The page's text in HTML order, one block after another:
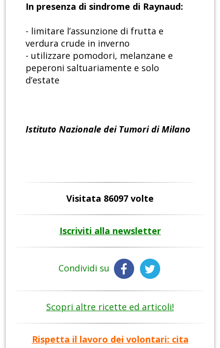
In presenza di sindrome di Raynaud:
- limitare l’assunzione di frutta e
verdura crude in inverno
- utilizzare pomodori, melanzane e
peperoni saltuariamente e solo
d’estate
Istituto Nazionale dei Tumori di Milano
Visitata 86097 volte
Iscriviti alla newsletter
Condividi su
Scopri altre ricette ed articoli!
Rispetta il lavoro dei volontari: cita